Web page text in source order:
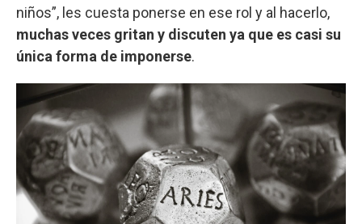
niños”, les cuesta ponerse en ese rol y al hacerlo,
muchas veces gritan y discuten ya que es casi su
única forma de imponerse.